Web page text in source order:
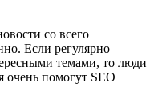
со всего
Если регулярно
темами, то люди
очень помогут SEO